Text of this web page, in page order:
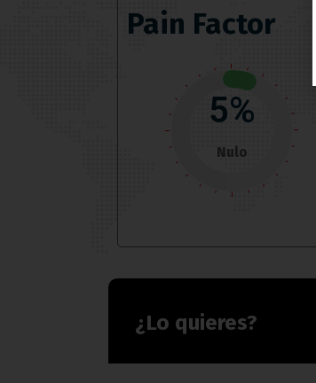
Pain Factor
5%
Nulo
¿Lo quieres?